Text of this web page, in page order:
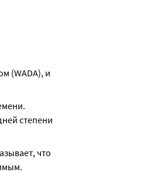
(WADA), и
степени
что